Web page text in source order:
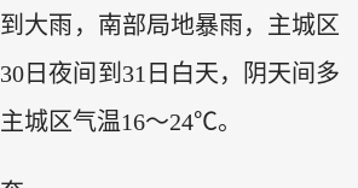
大雨，南部局地暴雨，主城区
日夜间到31日白天，阴天间多
城区气温16～24℃。